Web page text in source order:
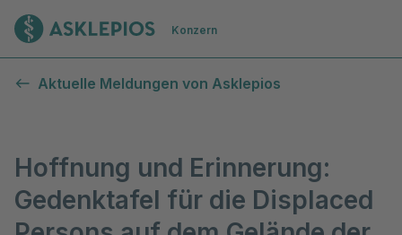
Zur Startseite
Konzern
Aktuelle Meldungen von Asklepios
Hoffnung und Erinnerung:
Gedenktafel für die Displaced